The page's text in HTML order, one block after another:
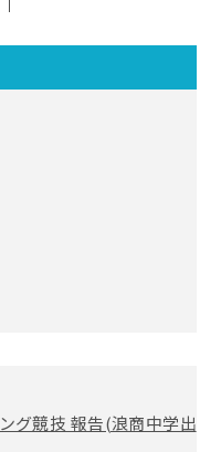
グ競技 報告(浪商中学出